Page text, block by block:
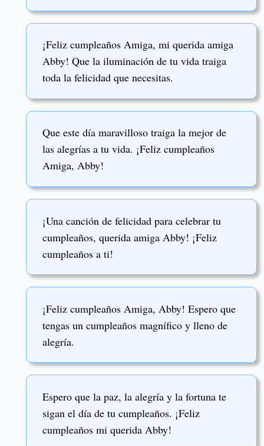
¡Feliz cumpleaños Amiga, mi querida amiga
Abby! Que la iluminación de tu vida traiga
toda la felicidad que necesitas.
Que este día maravilloso traiga la mejor de
las alegrías a tu vida. ¡Feliz cumpleaños
Amiga, Abby!
¡Una canción de felicidad para celebrar tu
cumpleaños, querida amiga Abby! ¡Feliz
cumpleaños a ti!
¡Feliz cumpleaños Amiga, Abby! Espero que
tengas un cumpleaños magnífico y lleno de
alegría.
Espero que la paz, la alegría y la fortuna te
sigan el día de tu cumpleaños. ¡Feliz
cumpleaños mi querida Abby!